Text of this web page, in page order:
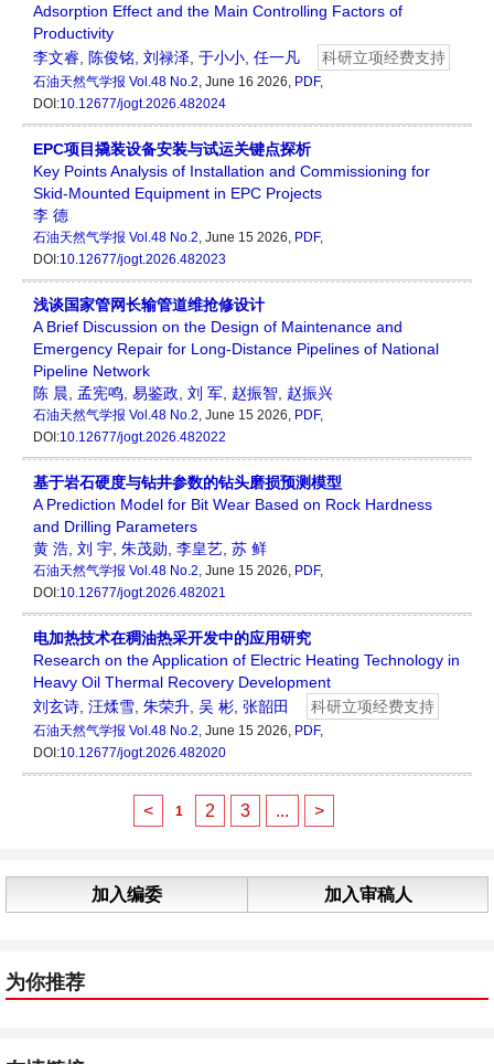
Adsorption Effect and the Main Controlling Factors of
Productivity
李文睿
陈俊铭 刘禄泽 于小小 任一凡 科研立项经费支持
石油天然气学报 Vol.48 No.2, June 16 2026, PDF,
DOI:10.12677/jogt.2026.482024
EPC项目撬装设备安装与试运关键点探析
Key Points Analysis of Installation and Commissioning for
Skid-Mounted Equipment in EPC Projects
李 德
石油天然气学报 Vol.48 No.2, June 15 2026, PDF,
DOI:10.12677/jogt.2026.482023
浅谈国家管网长输管道维抢修设计
A Brief Discussion on the Design of Maintenance and
Emergency Repair for Long-Distance Pipelines of National
Pipeline Network
陈 晨 孟宪鸣 易鉴政 刘 军 赵振智 赵振兴
石油天然气学报 Vol.48 No.2, June 15 2026, PDF,
DOI:10.12677/jogt.2026.482022
基于岩石硬度与钻井参数的钻头磨损预测模型
A Prediction Model for Bit Wear Based on Rock Hardness
and Drilling Parameters
黄 浩 刘 宇 朱茂勋 李皇艺 苏 鲜
石油天然气学报 Vol.48 No.2, June 15 2026, PDF,
DOI:10.12677/jogt.2026.482021
电加热技术在稠油热采开发中的应用研究
Research on the Application of Electric Heating Technology in
Heavy Oil Thermal Recovery Development
刘玄诗 汪煣雪 朱荣升 吴 彬 张韶田 科研立项经费支持
石油天然气学报 Vol.48 No.2, June 15 2026, PDF,
DOI:10.12677/jogt.2026.482020
< 1 2 3 ... >
加入编委 加入审稿人
为你推荐